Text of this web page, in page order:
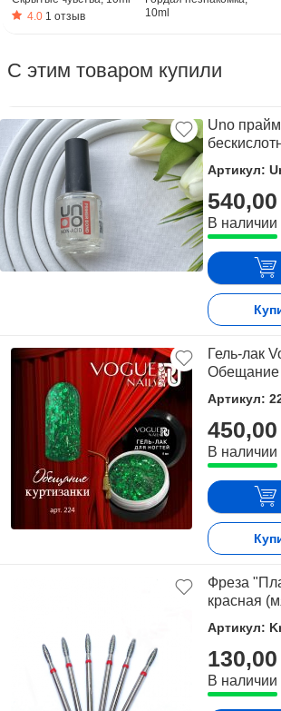
4.0 1 отзыв
10ml
С этим товаром купили
Uno
Артикул:
В наличии
Гель-лак
Обещание
Артикул:
В наличии
Фреза
красная
Артикул:
В наличии